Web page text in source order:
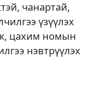
чанартай,
үзүүлэх
цахим номын
нэвтрүүлэх